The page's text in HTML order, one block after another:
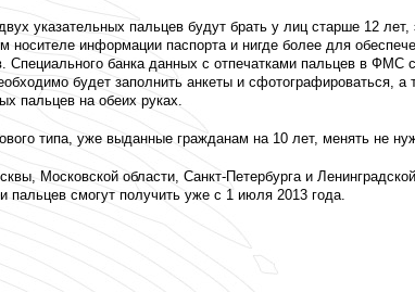
указательных пальцев будут брать у лиц старше 12
носителе информации паспорта и нигде более для
Специального банка данных с отпечатками пальцев в ФМС
будет заполнить анкеты и сфотографироваться, а
пальцев на обеих руках.
типа, уже выданные гражданам на 10 лет, менять не
Московской области, Санкт-Петербурга и
пальцев смогут получить уже с 1 июля 2013 года.